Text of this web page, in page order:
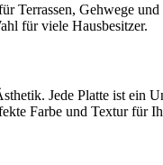
Gehwege
für viele Hausbesitzer.
Jede Platte ist ein
Farbe und Textur für